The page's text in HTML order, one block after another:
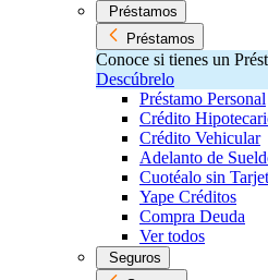
Préstamos
Préstamos
Conoce si tienes un
Descúbrelo
Préstamo Personal
Crédito
Crédito Vehicular
Adelanto de
Cuotéalo sin
Yape Créditos
Compra Deuda
Ver todos
Seguros